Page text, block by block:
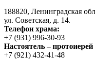
188820, Ленинградская
ул. Советская, д. 14.
Телефон храма:
+7 (931) 996-30-93
Настоятель –
+7 (921) 432-41-48